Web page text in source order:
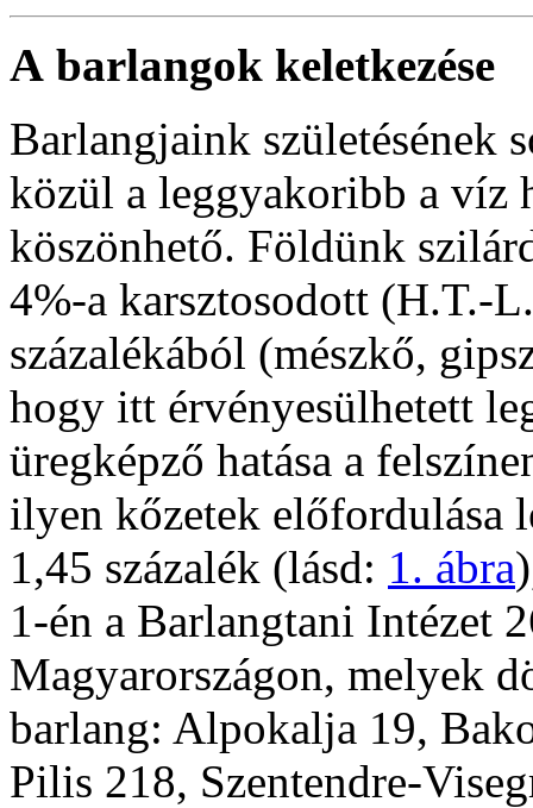
A barlangok keletkezése
Barlangjaink születésének
közül a leggyakoribb a víz
köszönhető. Földünk
4%-a karsztosodott (H.T.-
százalékából (mészkő,
hogy itt érvényesülhetett
üregképző hatása a
ilyen kőzetek előfordulása
1,45 százalék (lásd: 1. ábra
1-én a Barlangtani Intézet
Magyarországon, melyek
barlang: Alpokalja 19,
Pilis 218, Szentendre-